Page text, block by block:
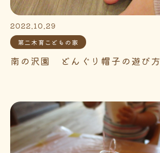
2022.10.29
第二木育こどもの家
南の沢園 どんぐり帽子の遊び方